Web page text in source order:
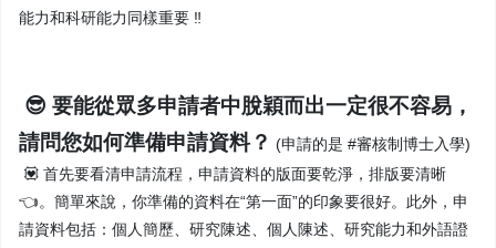
能力和科研能力同樣重要 ‼️
😎 要能從眾多申請者中脫穎而出一定很不容易，
請問您如何準備申請資料？ (申請的是 #審核制博士入學)
💟 首先要看清申請流程，申請資料的版面要乾淨，排版要清晰
👈。簡單來說，你準備的資料在“第一面”的印象要很好。此外，申
請資料包括：個人簡歷、研究陳述、個人陳述、研究能力和外語證